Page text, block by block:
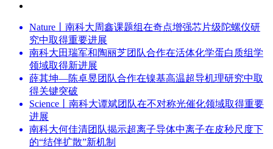
Nature丨南科大周鑫课题组在奇点增强芯片级陀螺仪研
究中取得重要进展
南科大田瑞军和陶丽芝团队合作在活体化学蛋白质组学
领域取得新进展
薛其坤—陈卓昱团队合作在镍基高温超导机理研究中取
得关键突破
Science丨南科大谭斌团队在不对称光催化领域取得重要
进展
南科大何佳清团队揭示超离子导体中离子在皮秒尺度下
的“结伴扩散”新机制